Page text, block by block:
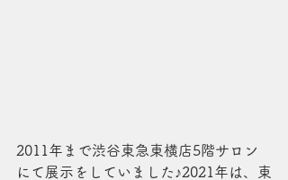
2011年まで渋谷東急東横店5階サロン
にて展示をしていました♪2021年は、東